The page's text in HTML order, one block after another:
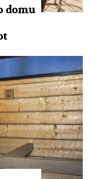
domu